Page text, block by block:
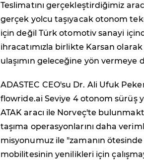
Teslimatını gerçekleştirdiğimiz
gerçek yolcu taşıyacak otonom
için değil Türk otomotiv sanayi
ihracatımızla birlikte Karsan
ulaşımın geleceğine yön vermeye
ADASTEC CEO'su Dr. Ali Ufuk
flowride.ai Seviye 4 otonom sürüş
ATAK aracı ile Norveç'te
taşıma operasyonlarını daha
misyonumuz ile "zamanın
mobilitesinin yenilikleri için